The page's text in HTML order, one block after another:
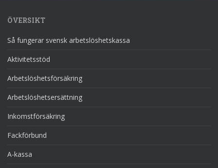
ÖVERSIKT
Så fungerar svensk arbetslöshetskassa
Aktivitetsstöd
Arbetslöshetsförsäkring
Arbetslöshetsersättning
Inkomstförsäkring
Fackförbund
A-kassa